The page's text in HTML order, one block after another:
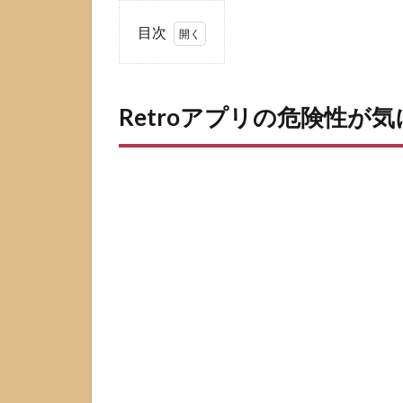
目次
リの
Retroアプリの危険性が気